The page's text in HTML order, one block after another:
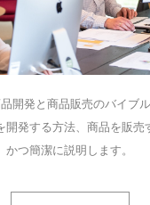
開発と商品販売のバイブ
開発する方法、商品を販売
かつ簡潔に説明します。